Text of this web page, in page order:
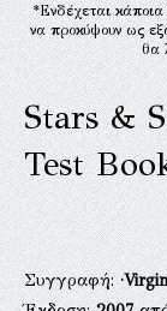
*Ενδέχεται κάποια
να προκύψουν ως
θα
Stars &
Test
Συγγραφή: